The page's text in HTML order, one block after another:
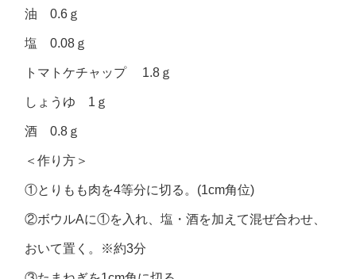
油 0.6ｇ
塩 0.08ｇ
トマトケチャップ 1.8ｇ
しょうゆ 1ｇ
酒 0.8ｇ
＜作り方＞
①とりもも肉を4等分に切る。(1cm角位)
②ボウルAに①を入れ、塩・酒を加えて混ぜ合わせ、
おいて置く。※約3分